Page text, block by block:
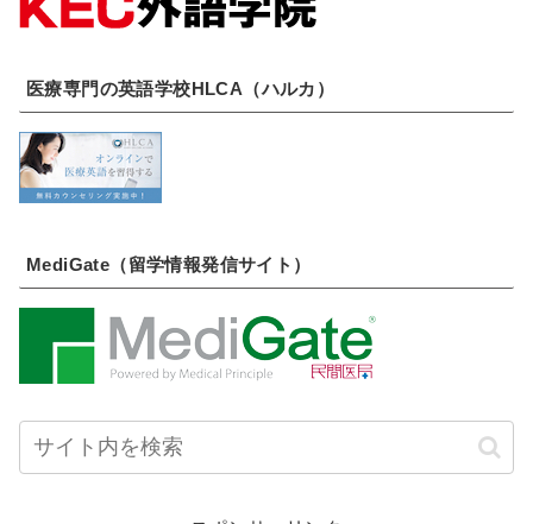
医療専門の英語学校HLCA（ハルカ）
MediGate（留学情報発信サイト）